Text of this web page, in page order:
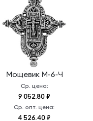
Мощевик М-6-Ч
Ср. цена:
9 052.80 ₽
Ср. опт. цена:
4 526.40 ₽